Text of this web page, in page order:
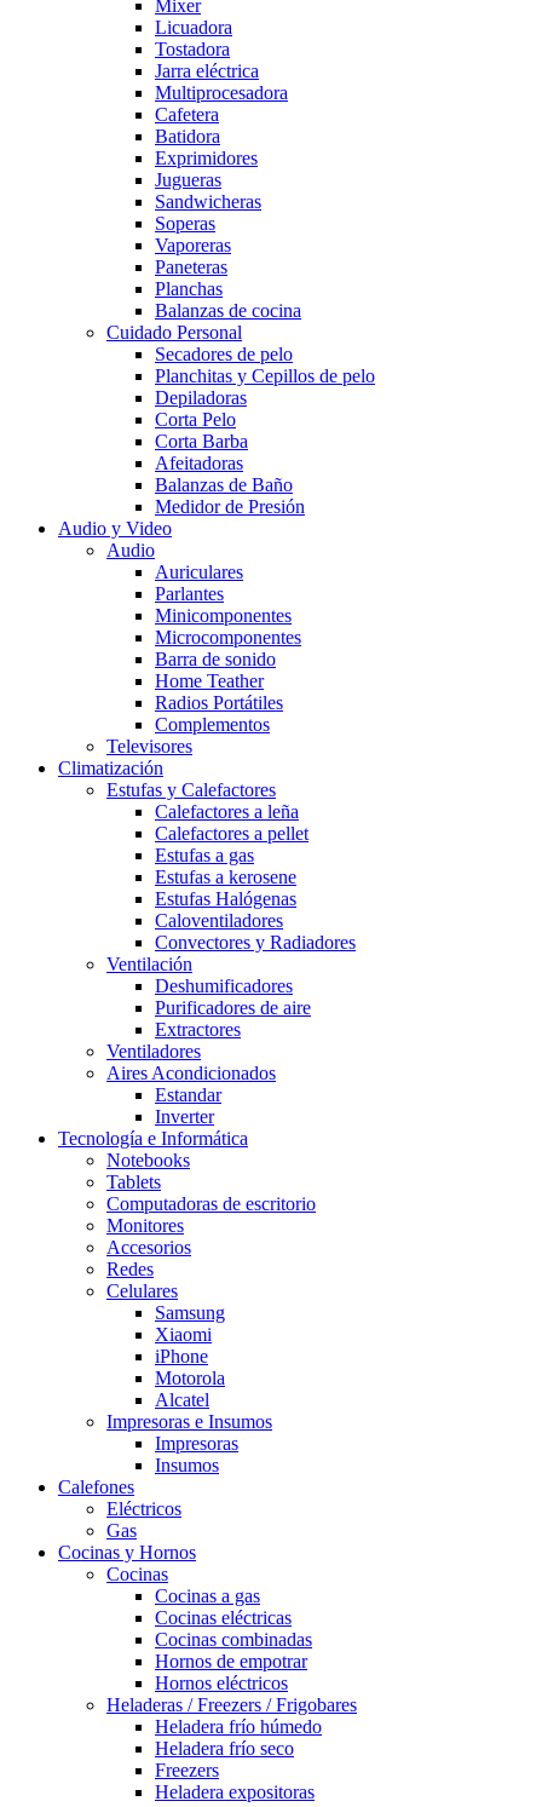
Mixer
Licuadora
Tostadora
Jarra eléctrica
Multiprocesadora
Cafetera
Batidora
Exprimidores
Jugueras
Sandwicheras
Soperas
Vaporeras
Paneteras
Planchas
Balanzas de cocina
Cuidado Personal
Secadores de pelo
Planchitas y Cepillos de pelo
Depiladoras
Corta Pelo
Corta Barba
Afeitadoras
Balanzas de Baño
Medidor de Presión
Audio y Video
Audio
Auriculares
Parlantes
Minicomponentes
Microcomponentes
Barra de sonido
Home Teather
Radios Portátiles
Complementos
Televisores
Climatización
Estufas y Calefactores
Calefactores a leña
Calefactores a pellet
Estufas a gas
Estufas a kerosene
Estufas Halógenas
Caloventiladores
Convectores y Radiadores
Ventilación
Deshumificadores
Purificadores de aire
Extractores
Ventiladores
Aires Acondicionados
Estandar
Inverter
Tecnología e Informática
Notebooks
Tablets
Computadoras de escritorio
Monitores
Accesorios
Redes
Celulares
Samsung
Xiaomi
iPhone
Motorola
Alcatel
Impresoras e Insumos
Impresoras
Insumos
Calefones
Eléctricos
Gas
Cocinas y Hornos
Cocinas
Cocinas a gas
Cocinas eléctricas
Cocinas combinadas
Hornos de empotrar
Hornos eléctricos
Heladeras / Freezers / Frigobares
Heladera frío húmedo
Heladera frío seco
Freezers
Heladera expositoras